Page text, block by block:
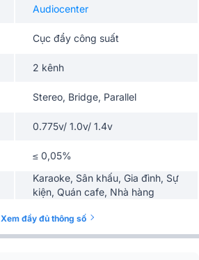
Audiocenter
Cục đẩy công suất
2 kênh
Stereo, Bridge, Parallel
0.775v/ 1.0v/ 1.4v
≤ 0,05%
Karaoke, Sân khấu, Gia đình, Sự
kiện, Quán cafe, Nhà hàng
Đen
Xem đầy đủ thông số